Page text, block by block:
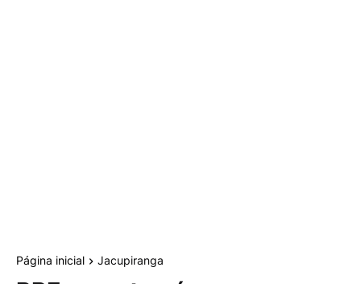
Página inicial Jacupiranga